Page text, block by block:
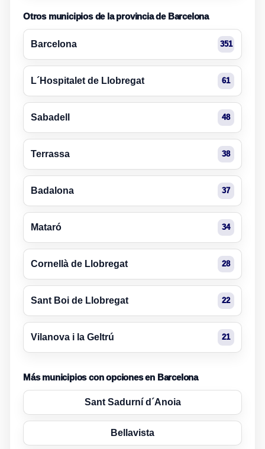
Otros municipios de la provincia de Barcelona
Barcelona 351
L´Hospitalet de Llobregat 61
Sabadell 48
Terrassa 38
Badalona 37
Mataró 34
Cornellà de Llobregat 28
Sant Boi de Llobregat 22
Vilanova i la Geltrú 21
Más municipios con opciones en Barcelona
Sant Sadurní d´Anoia
Bellavista